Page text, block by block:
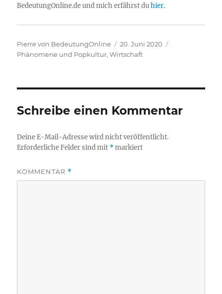
BedeutungOnline.de und mich erfährst duhier.
Autor
Pierre von BedeutungOnline
Veröffentlicht
am
20. Juni 2020
Phänomene und Popkultur ,Wirtschaft
Schreibe einen Kommentar
Deine E-Mail-Adresse wird nicht veröffentlicht.
Erforderliche Felder sind mit *markiert
KOMMENTAR *